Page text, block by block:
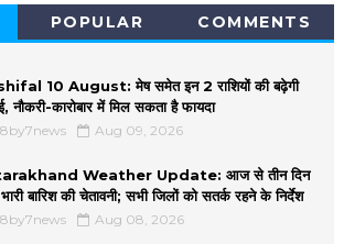
POPULAR COMMENTS
10 August: मेष समेत इन 2 राशियों की बढ़ेगी
नौकरी-कारोबार में मिल सकता है फायदा
Aug 09, 2026
Weather Update: आज से तीन दिन
बारिश की चेतावनी; सभी जिलों को सतर्क रहने के निर्देश
Aug 08, 2026